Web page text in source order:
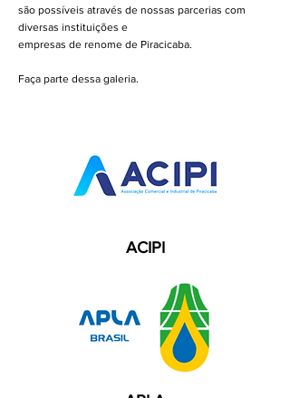
são possíveis através de nossas parcerias com
diversas instituições e
empresas de renome de Piracicaba.
Faça parte dessa galeria.
ACIPI